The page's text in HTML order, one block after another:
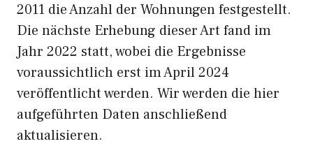
2011 die Anzahl der Wohnungen festgestellt.
Die nächste Erhebung dieser Art fand im
Jahr 2022 statt, wobei die Ergebnisse
voraussichtlich erst im April 2024
veröffentlicht werden. Wir werden die hier
aufgeführten Daten anschließend
aktualisieren.